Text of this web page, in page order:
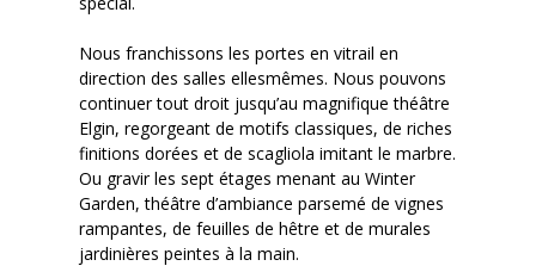
Nous franchissons les portes en vitrail en
direction des salles ellesmêmes. Nous pouvons
continuer tout droit jusqu’au magnifique théâtre
Elgin, regorgeant de motifs classiques, de riches
finitions dorées et de scagliola imitant le marbre.
Ou gravir les sept étages menant au Winter
Garden, théâtre d’ambiance parsemé de vignes
rampantes, de feuilles de hêtre et de murales
jardinières peintes à la main.